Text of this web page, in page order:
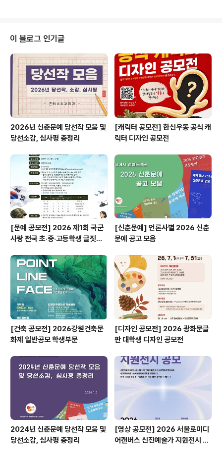
인 작품 접수기간 : 2024년 09월 04일(수) ~ 09월 06
일(금) 17:00- 작품 심사 : 2024년 09월 12일 예정- 수
상자 발표 : 2024년 09월 27일(금) 개별통보- 작품전시
기간 : 2024년 10월 11일(금) ~ 10월 12일(토)현장작품
접수(계획작품)- 작품 시상식 : 2024년 1..
이 블로그 인기글
2026년 신춘문예 당선작 모음 및
당선소감, 심사평 총정리
[캐릭터 공모전] 한신우동 공식 캐
릭터 디자인 공모전
[문예 공모전] 2026 제1회 국군
사랑 전국 초·중·고등학생 글짓기
[신춘문예] 언론사별 2026 신춘
문예 공고 모음
[건축 공모전] 2026강원건축문
화제 일반공모 학생부문
[디자인 공모전] 2026 광화문글
판 대학생 디자인 공모전
2024년 신춘문예 당선작 모음 및
당선소감, 심사평 총정리
[영상 공모전] 2026 서울로미디
어캔버스 신진예술가 지원전시 공